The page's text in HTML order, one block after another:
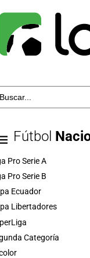
Fútbol
Pro Serie A
Pro Serie B
Ecuador
Libertadores
Categoría